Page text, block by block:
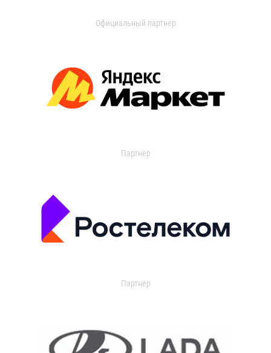
Официальный партнер
Партнер
Партнер